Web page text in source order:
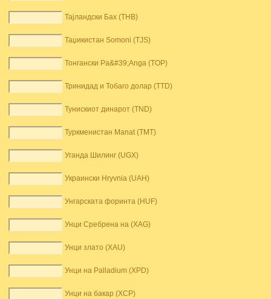
Тајландски Бах (THB)
Таџикистан Somoni (TJS)
Тонгански Pa&#39;Anga (TOP)
Тринидад и Тобаго долар (TTD)
Тунискиот динарот (TND)
Туркменистан Manat (TMT)
Уганда Шилинг (UGX)
Украински Hryvnia (UAH)
Унгарската форинта (HUF)
Унци Сребрена на (XAG)
Унци злато (XAU)
Унци на Palladium (XPD)
Унци на бакар (XCP)